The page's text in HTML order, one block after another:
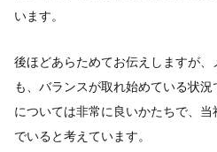
います。
後ほどあらためてお伝えしますが
も、バランスが取れ始めている状
については非常に良いかたちで、
でいると考えています。